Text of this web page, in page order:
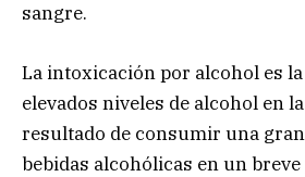
sangre.
La intoxicación por alcohol es
elevados niveles de alcohol en
resultado de consumir una
bebidas alcohólicas en un